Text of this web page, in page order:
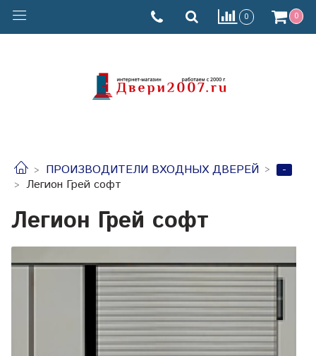
0 0
ПРОИЗВОДИТЕЛИ ВХОДНЫХ ДВЕРЕЙ
-
Легион Грей софт
Легион Грей софт